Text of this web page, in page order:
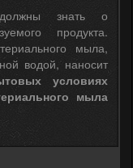
знать о
продукта.
мыла,
водой, наносит
условиях
мыла